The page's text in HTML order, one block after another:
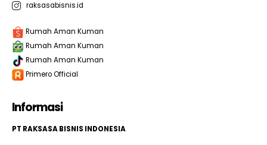
raksasabisnis.id
Rumah Aman Kuman
Rumah Aman Kuman
Rumah Aman Kuman
Primero Official
Informasi
PT RAKSASA BISNIS INDONESIA